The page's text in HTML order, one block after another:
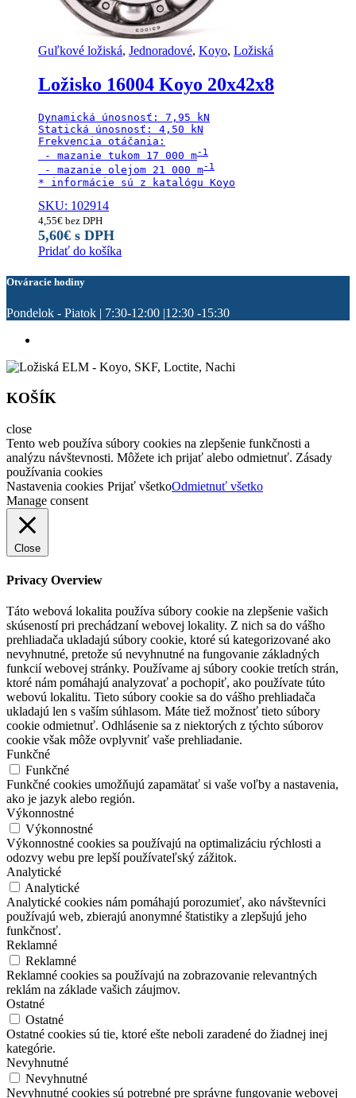
Guľkové ložiská, Jednoradové, Koyo, Ložiská
Ložisko 16004 Koyo 20x42x8
Dynamická únosnosť: 7,95 kN
Statická únosnosť: 4,50 kN
Frekvencia otáčania:
- mazanie tukom 17 000 m
- mazanie olejom 21 000 m
* informácie sú z katalógu Koyo
SKU: 102914
4,55€ bez DPH
5,60€ s DPH
Pridať do košíka
Otváracie hodiny
Pondelok - Piatok | 7:30-12:00 |12:30 -15:30
KOŠÍK
close
Tento web používa súbory cookies na zlepšenie funkčnosti a
analýzu návštevnosti. Môžete ich prijať alebo odmietnuť. Zásady
používania cookies
Nastavenia cookies Prijať všetkoOdmietnuť všetko
Manage consent
Close
Privacy Overview
Táto webová lokalita používa súbory cookie na zlepšenie vašich
skúseností pri prechádzaní webovej lokality. Z nich sa do vášho
prehliadača ukladajú súbory cookie, ktoré sú kategorizované ako
nevyhnutné, pretože sú nevyhnutné na fungovanie základných
funkcií webovej stránky. Používame aj súbory cookie tretích strán,
ktoré nám pomáhajú analyzovať a pochopiť, ako používate túto
webovú lokalitu. Tieto súbory cookie sa do vášho prehliadača
ukladajú len s vaším súhlasom. Máte tiež možnosť tieto súbory
cookie odmietnuť. Odhlásenie sa z niektorých z týchto súborov
cookie však môže ovplyvniť vaše prehliadanie.
Funkčné
Funkčné
Funkčné cookies umožňujú zapamätať si vaše voľby a nastavenia,
ako je jazyk alebo región.
Výkonnostné
Výkonnostné
Výkonnostné cookies sa používajú na optimalizáciu rýchlosti a
odozvy webu pre lepší používateľský zážitok.
Analytické
Analytické
Analytické cookies nám pomáhajú porozumieť, ako návštevníci
používajú web, zbierajú anonymné štatistiky a zlepšujú jeho
funkčnosť.
Reklamné
Reklamné
Reklamné cookies sa používajú na zobrazovanie relevantných
reklám na základe vašich záujmov.
Ostatné
Ostatné
Ostatné cookies sú tie, ktoré ešte neboli zaradené do žiadnej inej
kategórie.
Nevyhnutné
Nevyhnutné
Nevyhnutné cookies sú potrebné pre správne fungovanie webovej